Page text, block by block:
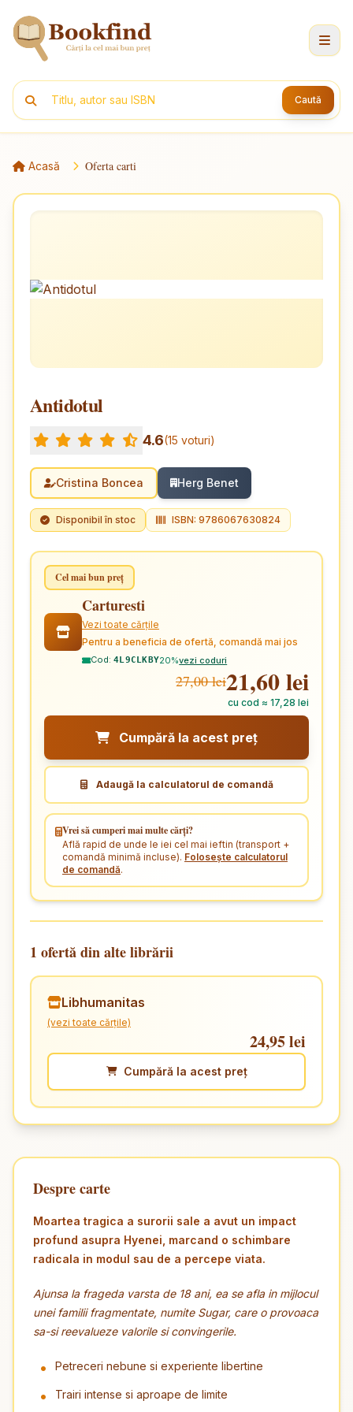
Caută
Acasă Oferta carti
Antidotul
4.6(15 voturi)
Cristina Boncea Herg Benet
Disponibil în stoc ISBN: 9786067630824
Cel mai bun preț
Carturesti
Vezi toate cărțile
Pentru a beneficia de ofertă, comandă mai jos
Cod: 4L9CLKBY20%vezi coduri
27,00 lei21,60 lei
cu cod ≈ 17,28 lei
Cumpără la acest preț
Adaugă la calculatorul de comandă
Vrei să cumperi mai multe cărți?
Află rapid de unde le iei cel mai ieftin (transport +
comandă minimă incluse). Folosește calculatorul
de comandă.
1 ofertă din alte librării
Libhumanitas
(vezi toate cărțile)
24,95 lei
Cumpără la acest preț
Despre carte
Moartea tragica a surorii sale a avut un impact
profund asupra Hyenei, marcand o schimbare
radicala in modul sau de a percepe viata.
Ajunsa la frageda varsta de 18 ani, ea se afla in mijlocul
unei familii fragmentate, numite Sugar, care o provoaca
sa-si reevalueze valorile si convingerile.
Petreceri nebune si experiente libertine
Trairi intense si aproape de limite